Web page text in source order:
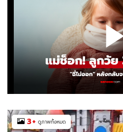
3+ ดูภาพทั้งหมด